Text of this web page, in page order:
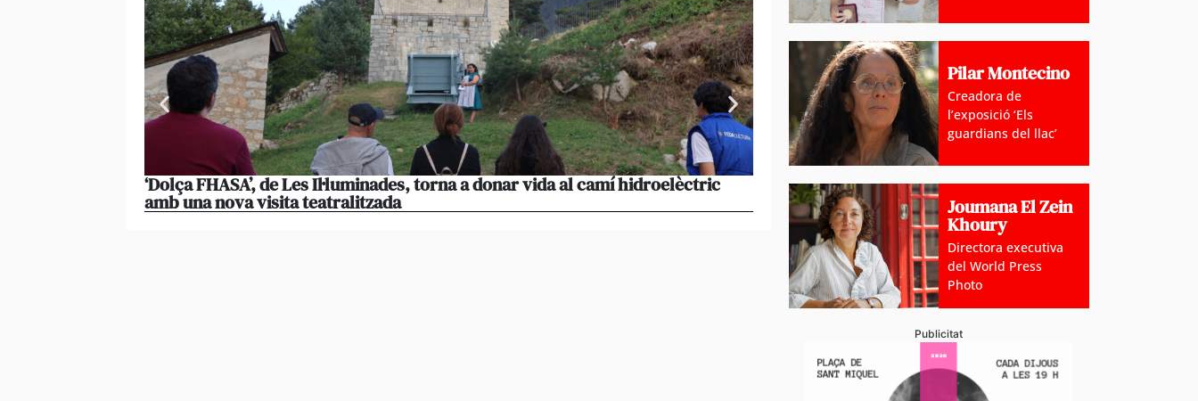
‘Dolça FHASA’, de Les Il·luminades, torna a donar vida al camí hidroelèctric
amb una nova visita teatralitzada
La problemàtica de l’habitatge, abordada amb relació a
volum ‘Andorra i l’Habitatge’
Pilar Montecino
Creadora de
l’exposició ‘Els
guardians del llac’
Joumana El Zein
Khoury
Directora executiva
del World Press
Photo
Publicitat